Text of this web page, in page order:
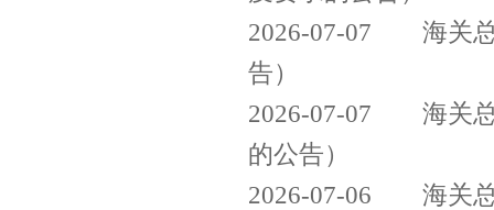
2026-07-07
海关
告）
2026-07-07
海关
的公告）
2026-07-06
海关